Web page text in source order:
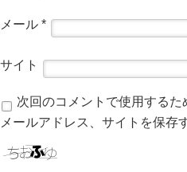
メール *
サイト
次回のコメントで使用するた
メールアドレス、サイトを保存